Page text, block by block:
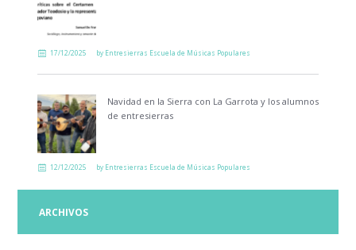
17/12/2025 by Entresierras Escuela de Músicas Populares
Navidad en la Sierra con La Garrota y los alumnos
de entresierras
12/12/2025 by Entresierras Escuela de Músicas Populares
ARCHIVOS